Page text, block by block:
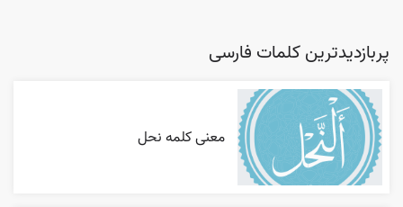
پربازدیدترین کلمات فارسی
معنی کلمه نحل